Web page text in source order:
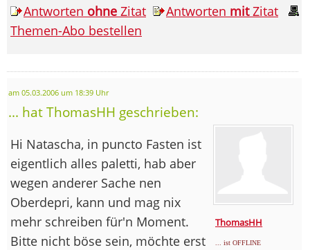
Antworten ohne Zitat Antworten mitZitat
Themen-Abo bestellen
am 05.03.2006 um 18:39 Uhr
... hat ThomasHH geschrieben:
ThomasHH
... ist OFFLINE
Hi Natascha, in puncto Fasten ist
eigentlich alles paletti, hab aber
wegen anderer Sache nen
Oberdepri, kann und mag nix
mehr schreiben für'n Moment.
Bitte nicht böse sein, möchte erst